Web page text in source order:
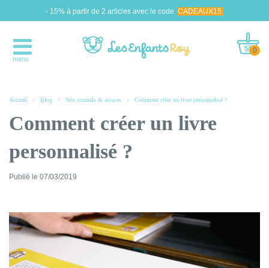
- 15% à partir de 2 articles avec le code CADEAUX15
menu
0
Accueil > Blog > Nos conseils & astuces > Comment créer un livre personnalisé ?
Comment créer un livre
personnalisé ?
Publié le 07/03/2019